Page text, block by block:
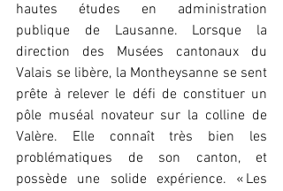
hautes études en administration
publique de Lausanne. Lorsque la
direction des Musées cantonaux du
Valais se libère, la Montheysanne se sent
prête à relever le défi de constituer un
pôle muséal novateur sur la colline de
Valère. Elle connaît très bien les
problématiques de son canton, et
possède une solide expérience. « Les